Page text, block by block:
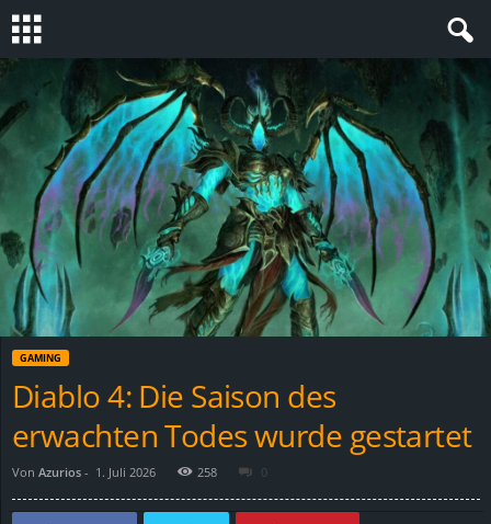
t
v
GAMING
Diablo 4: Die Saison des
erwachten Todes wurde gestartet
Von Azurios - 1. Juli 2026 258 0